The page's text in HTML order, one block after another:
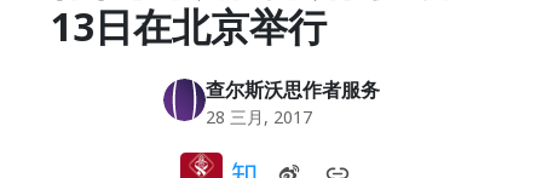
13日在北京举行
查尔斯沃思作者服务
28 三月, 2017